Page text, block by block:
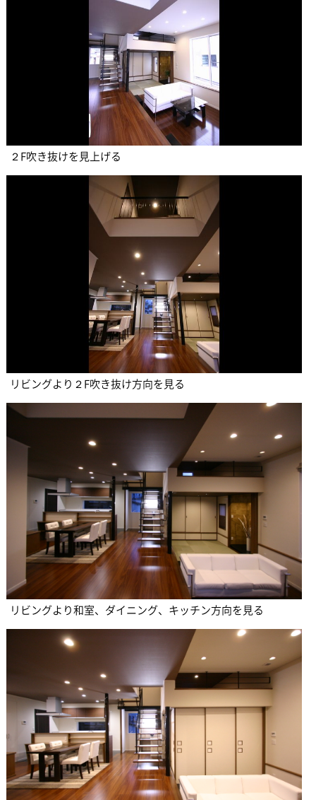
２F吹き抜けを見上げる
リビングより２F吹き抜け方向を見る
リビングより和室、ダイニング、キッチン方向を見る